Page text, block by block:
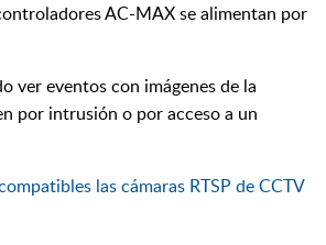
AC-MAX se alimentan por
ver eventos con imágenes de la
por intrusión o por acceso a un
las cámaras RTSP de CCTV